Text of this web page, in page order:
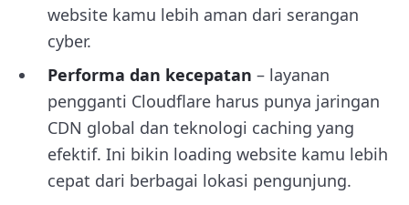
website kamu lebih aman dari serangan
cyber.
Performa dan kecepatan – layanan
pengganti Cloudflare harus punya jaringan
CDN global dan teknologi caching yang
efektif. Ini bikin loading website kamu lebih
cepat dari berbagai lokasi pengunjung.